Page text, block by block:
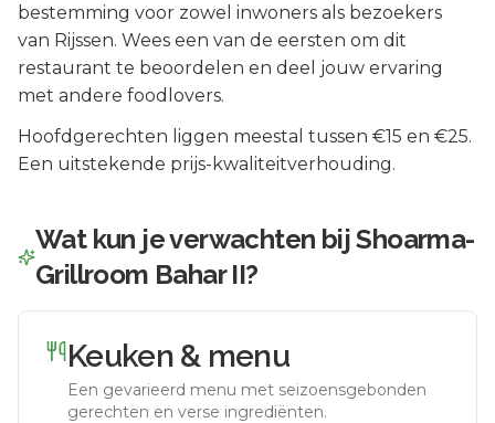
bestemming voor zowel inwoners als bezoekers
van Rijssen. Wees een van de eersten om dit
restaurant te beoordelen en deel jouw ervaring
met andere foodlovers.
Hoofdgerechten liggen meestal tussen €15 en €25.
Een uitstekende prijs-kwaliteitverhouding.
Wat kun je verwachten bijShoarma-
Grillroom Bahar II?
Keuken & menu
Een gevarieerd menu met seizoensgebonden
gerechten en verse ingrediënten.